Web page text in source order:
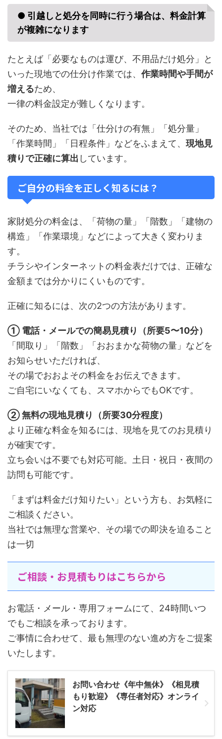
● 引越しと処分を同時に行う場合は、料金計算
が複雑になります
たとえば「必要なものは運び、不用品だけ処分」と
いった現地での仕分け作業では、 作業時間や手間が
増えるため、
一律の料金設定が難しくなります。
そのため、当社では「仕分けの有無」「処分量」
「作業時間」「日程条件」などをふまえて、 現地見
積りで正確に算出 しています。
ご自分の料金を正しく知るには？
家財処分の料金は、「荷物の量」「階数」「建物の
構造」「作業環境」などによって大きく変わりま
す。
チラシやインターネットの料金表だけでは、正確な
金額までは分かりにくいものです。
正確に知るには、次の2つの方法があります。
① 電話・メールでの簡易見積り（所要5〜10分）
「間取り」「階数」「おおまかな荷物の量」などを
お知らせいただければ、
その場でおおよその料金をお伝えできます。
ご自宅にいなくても、スマホからでもOKです。
② 無料の現地見積り（所要30分程度）
より正確な料金を知るには、現地を見てのお見積り
が確実です。
立ち会いは不要でも対応可能。土日・祝日・夜間の
訪問も可能です。
「まずは料金だけ知りたい」という方も、お気軽に
ご相談ください。
当社では無理な営業や、その場での即決を迫ること
は一切
ご相談・お見積もりはこちらから
お電話・メール・専用フォームにて、24時間いつ
でもご相談を承っております。
ご事情に合わせて、最も無理のない進め方をご提案
いたします。
お問い合わせ《年中無休》《相見積
もり歓迎》《専任者対応》オンライ
ン対応